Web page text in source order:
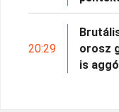
20:29
orosz
is